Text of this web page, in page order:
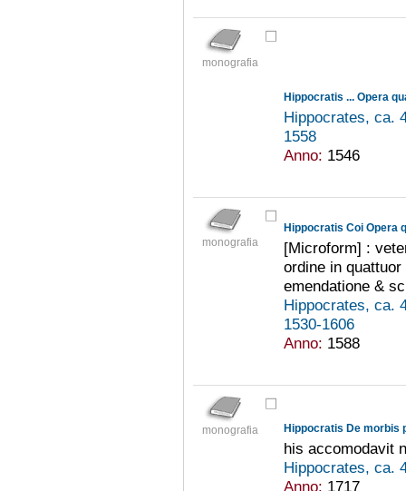
monografia
Hippocratis ... Opera
Hippocrates, ca.
1558
Anno: 1546
monografia
Hippocratis Coi Opera
[Microform] :
ordine in
emendatione &
Hippocrates, ca.
1530-1606
Anno: 1588
monografia
his accomodavit
Hippocrates, ca.
Anno: 1717